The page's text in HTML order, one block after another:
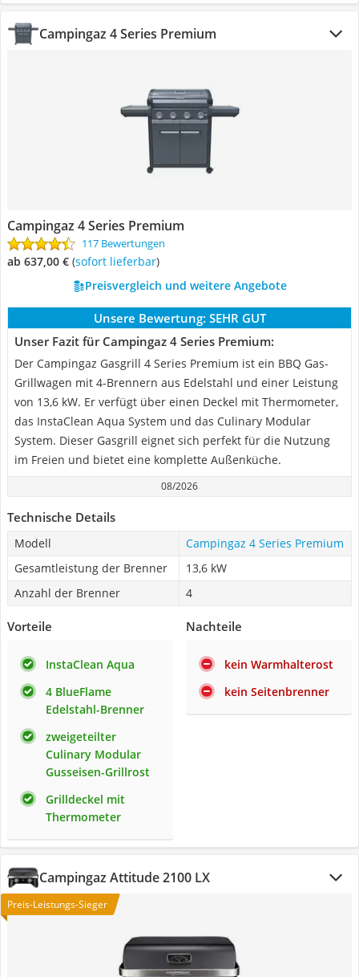
Campingaz 4 Series Premium
Campingaz 4 Series Premium
117 Bewertungen
ab 637,00 € ( Sofort lieferbar)
Preisvergleich und weitere Angebote
Unsere Bewertung: SEHR GUT
Unser Fazit für Campingaz 4 Series Premium:
Der Campingaz Gasgrill 4 Series Premium ist ein BBQ Gas-
Grillwagen mit 4-Brennern aus Edelstahl und einer Leistung
von 13,6 kW. Er verfügt über einen Deckel mit Thermometer,
das InstaClean Aqua System und das Culinary Modular
System. Dieser Gasgrill eignet sich perfekt für die Nutzung
im Freien und bietet eine komplette Außenküche.
08/2026
Technische Details
Modell
Campingaz 4 Series Premium
Gesamtleistung der Brenner
13,6 kW
Anzahl der Brenner
4
Vorteile
InstaClean Aqua
4 BlueFlame
Edelstahl-Brenner
zweigeteilter
Culinary Modular
Gusseisen-Grillrost
Grilldeckel mit
Thermometer
Nachteile
kein Warmhalterost
kein Seitenbrenner
Campingaz Attitude 2100 LX
Preis-Leistungs-Sieger